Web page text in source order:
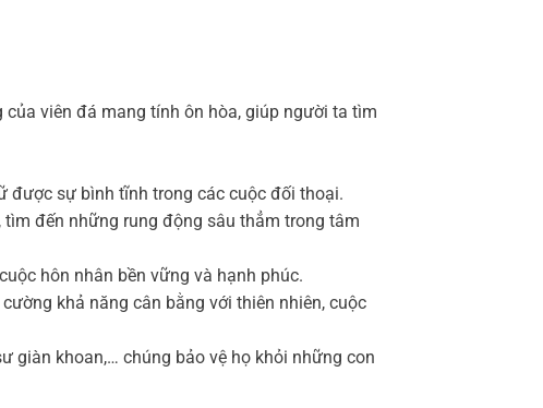
viên đá mang tính ôn hòa, giúp người ta tìm
được sự bình tĩnh trong các cuộc đối thoại.
đến những rung động sâu thẳm trong tâm
hôn nhân bền vững và hạnh phúc.
khả năng cân bằng với thiên nhiên, cuộc
giàn khoan,… chúng bảo vệ họ khỏi những con